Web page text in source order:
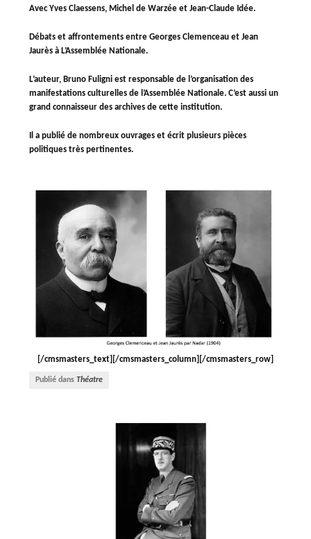
Avec Yves Claessens, Michel de Warzée et Jean-Claude Idée.
Débats et affrontements entre Georges Clemenceau et Jean
Jaurès à L’Assemblée Nationale.
L’auteur, Bruno Fuligni est responsable de l’organisation des
manifestations culturelles de l’Assemblée Nationale. C’est aussi un
grand connaisseur des archives de cette institution.
Il a publié de nombreux ouvrages et écrit plusieurs pièces
politiques très pertinentes.
[/cmsmasters_text][/cmsmasters_column][/cmsmasters_row]
Publié dansThéatre